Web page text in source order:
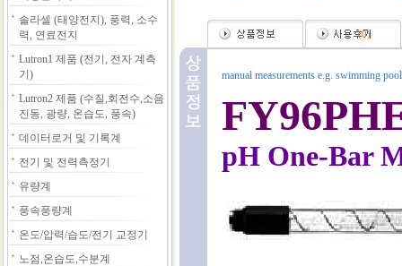
솔라셀 (태양전지), 풍력, 소수
력, 연료전지
Lutron1 제품 (전기, 전자 계측
기)
Lutron2 제품 (수질,회전수,소음
진동, 광량, 온습도, 풍속)
데이터로거 및 기록계
전기 및 전력측정기
유량계
풍속풍량계
온도/압력/습도/전기 교정기
노점,온습도,수분계
(0)
manual measurements e.g. swimming
pH One-Bar